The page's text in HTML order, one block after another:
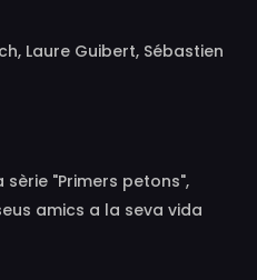
Laure Guibert, Sébastien
Puydebat
"Primers petons",
amics a la seva vida
la seva habitació
i la Johanna. Un dia, les